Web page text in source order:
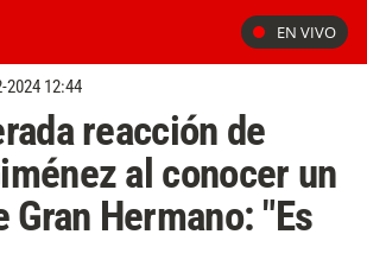
EN VIVO
2024 12:44
reacción de
al conocer un
Gran Hermano: "Es